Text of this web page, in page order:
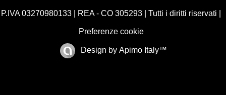
P.IVA 03270980133 | REA - CO 305293 | Tutti i diritti riservati |
Preferenze cookie
Design by Apimo Italy™